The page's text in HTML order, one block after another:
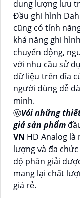
dung lượng lưu
Đầu ghi hình
cũng có tính
khả năng ghi
chuyển động,
với nhu cầu sử
dữ liệu trên đĩa
người dùng dễ
mình.
ⓦVói những
giá sản phẩm
VN HD Analog
lượng và đa
độ phân giải
mang lại chất
giá rẻ.